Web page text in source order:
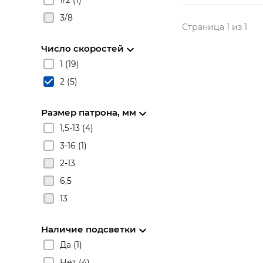
3/8
Число скоростей
1 (19)
2 (5)
Размер патрона, мм
1,5-13 (4)
3-16 (1)
2-13
6,5
13
Наличие подсветки
Да (1)
Страница 1 из 1